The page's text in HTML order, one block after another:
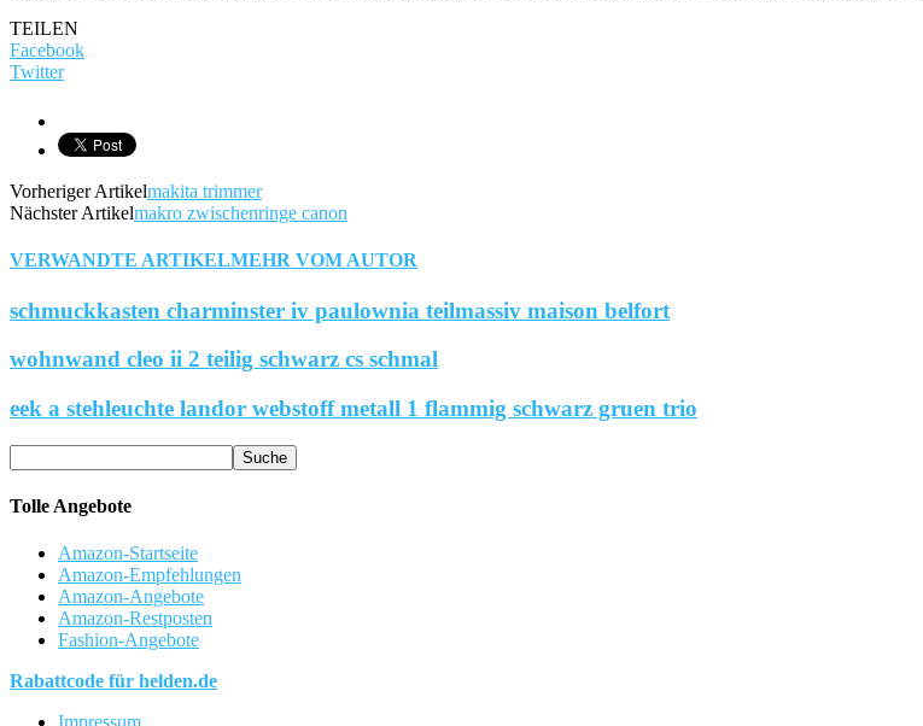
TEILEN
Facebook
Twitter
Vorheriger Artikelmakita trimmer
Nächster Artikelmakro zwischenringe canon
VERWANDTE ARTIKELMEHR VOM AUTOR
schmuckkasten charminster iv paulownia teilmassiv maison belfort
wohnwand cleo ii 2 teilig schwarz cs schmal
eek a stehleuchte landor webstoff metall 1 flammig schwarz gruen trio
Tolle Angebote
Amazon-Startseite
Amazon-Empfehlungen
Amazon-Angebote
Amazon-Restposten
Fashion-Angebote
Rabattcode für helden.de